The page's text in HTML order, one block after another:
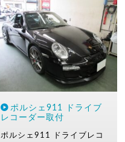
ポルシェ911 ドライブ
レコーダー取付
ポルシェ911
ドライブレコ